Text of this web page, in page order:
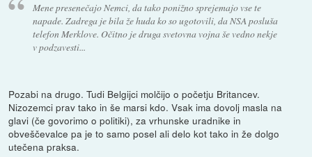
Mene presenečajo Nemci, da tako ponižno sprejemajo vse te
napade. Zadrega je bila že huda ko so ugotovili, da NSA posluša
telefon Merklove. Očitno je druga svetovna vojna še vedno nekje
v podzavesti...
Pozabi na drugo. Tudi Belgijci molčijo o početju Britancev.
Nizozemci prav tako in še marsi kdo. Vsak ima dovolj masla na
glavi (če govorimo o politiki), za vrhunske uradnike in
obveščevalce pa je to samo posel ali delo kot tako in že dolgo
utečena praksa.